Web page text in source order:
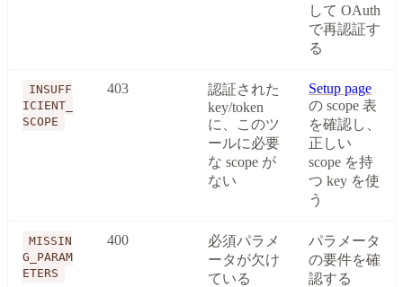
して OAuth
で再認証す
る
INSUFF
ICIENT_
SCOPE
403
認証された
key/token
に、このツ
ールに必要
な scope が
ない
Setup page
の scope 表
を確認し、
正しい
scope を持
つ key を使
う
MISSIN
G_PARAM
ETERS
400
必須パラメ
ータが欠け
ている
パラメータ
の要件を確
認する